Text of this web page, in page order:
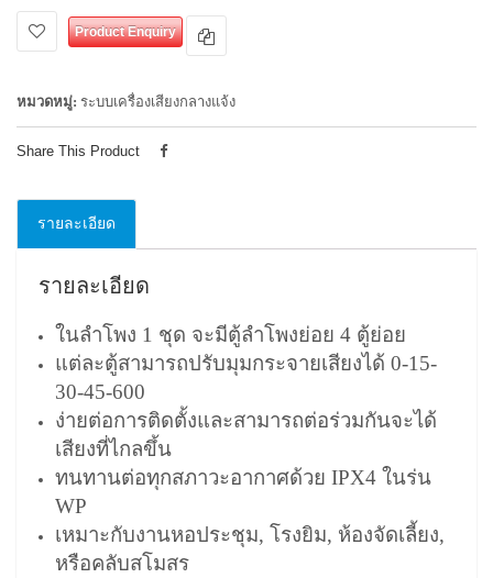
Product Enquiry
หมวดหมู่: ระบบเครื่องเสียงกลางแจ้ง
Share This Product
รายละเอียด
รายละเอียด
ในลำโพง 1 ชุด จะมีตู้ลำโพงย่อย 4 ตู้ย่อย
แต่ละตู้สามารถปรับมุมกระจายเสียงได้ 0-15-
30-45-600
ง่ายต่อการติดตั้งและสามารถต่อร่วมกันจะได้
เสียงที่ไกลขึ้น
ทนทานต่อทุกสภาวะอากาศด้วย IPX4 ในร่น
WP
เหมาะกับงานหอประชุม, โรงยิม, ห้องจัดเลี้ยง,
หรือคลับสโมสร